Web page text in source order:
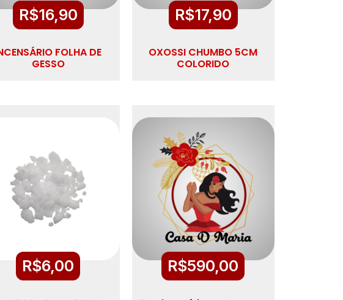
R$16,90
FOLHA DE
GESSO
R$17,90
OXOSSI CHUMBO 5CM
COLORIDO
R$6,00 R$590,00